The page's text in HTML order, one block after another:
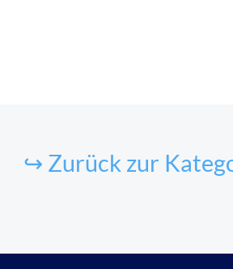
↪ Zurück zur